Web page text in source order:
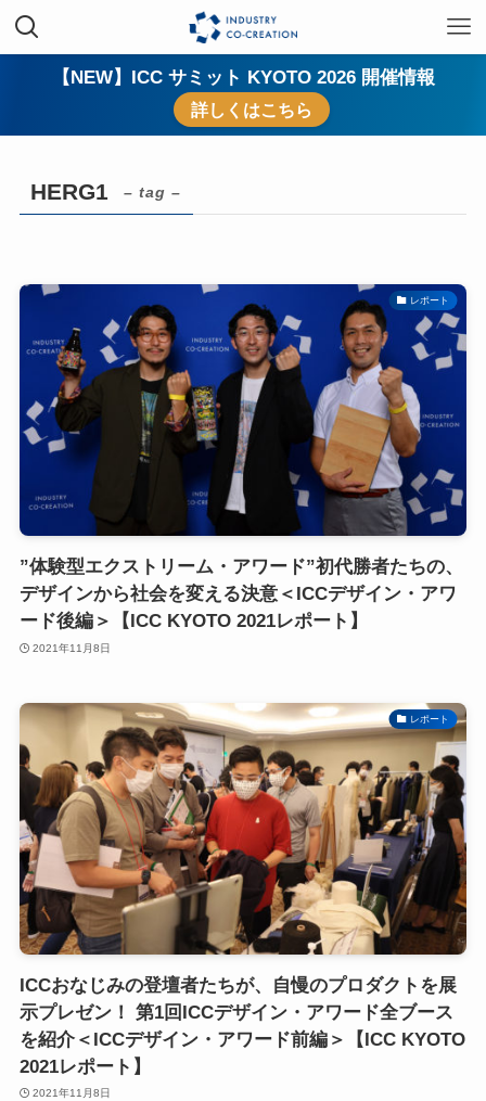
【NEW】ICC サミット KYOTO 2026 開催情報
詳しくはこちら
HERG1 – tag –
レポート
”体験型エクストリーム・アワード”初代勝者たちの、
デザインから社会を変える決意＜ICCデザイン・アワ
ード後編＞【ICC KYOTO 2021レポート】
2021年11月8日
レポート
ICCおなじみの登壇者たちが、自慢のプロダクトを展
示プレゼン！ 第1回ICCデザイン・アワード全ブース
を紹介＜ICCデザイン・アワード前編＞【ICC KYOTO
2021レポート】
2021年11月8日